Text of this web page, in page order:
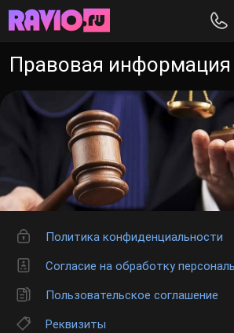
Правовая информация
Политика конфиденциальности
Согласие на обработку
Пользовательское соглашение
Реквизиты